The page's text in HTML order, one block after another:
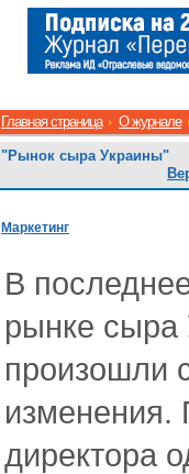
Главная страница О журнале
"Рынок сыра Украины"
Маркетинг
В
рынке сыра
произошли
изменения.
директора